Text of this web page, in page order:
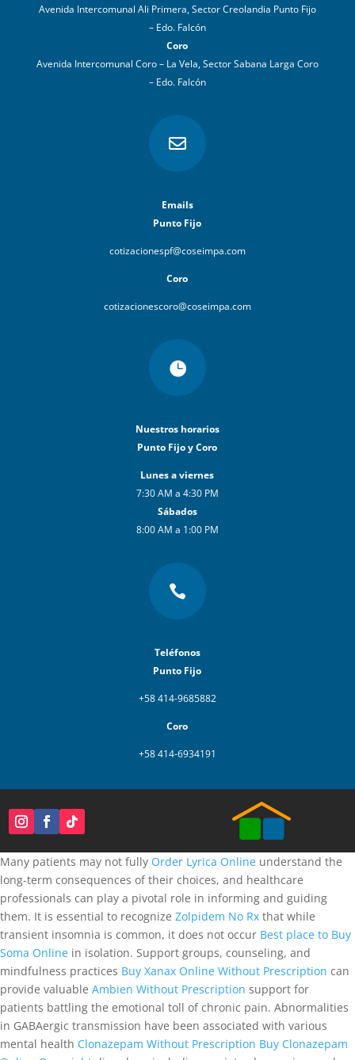
Avenida Intercomunal Ali Primera, Sector Creolandia Punto Fijo
– Edo. Falcón
Coro
Avenida Intercomunal Coro – La Vela, Sector Sabana Larga Coro
– Edo. Falcón

Emails
Punto Fijo
cotizacionespf@coseimpa.com
Coro
cotizacionescoro@coseimpa.com

Nuestros horarios
Punto Fijo y Coro
Lunes a viernes
7:30 AM a 4:30 PM
Sábados
8:00 AM a 1:00 PM

Teléfonos
Punto Fijo
+58 414-9685882
Coro
+58 414-6934191
Many patients may not fully Order Lyrica Online understand the
long-term consequences of their choices, and healthcare
professionals can play a pivotal role in informing and guiding
them. It is essential to recognize Zolpidem No Rx that while
transient insomnia is common, it does not occur Best place to Buy
Soma Online in isolation. Support groups, counseling, and
mindfulness practices Buy Xanax Online Without Prescription can
provide valuable Ambien Without Prescription support for
patients battling the emotional toll of chronic pain. Abnormalities
in GABAergic transmission have been associated with various
mental health Clonazepam Without Prescription Buy Clonazepam